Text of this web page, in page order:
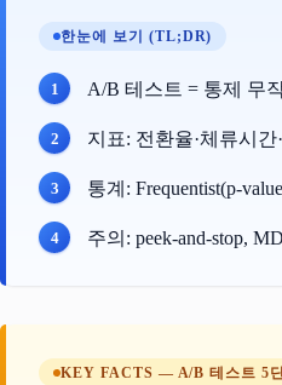
한눈에 보기 (TL;DR)
A/B 테스트 = 통제 무
지표: 전환율·체류시간
통계: Frequentist(p-
주의: peek-and-stop,
KEY FACTS — A/B 테스트 5단